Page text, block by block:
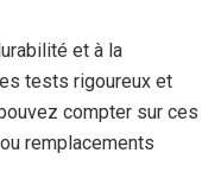
et à la
tests rigoureux et
compter sur ces
remplacements